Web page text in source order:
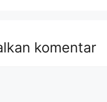
komentar